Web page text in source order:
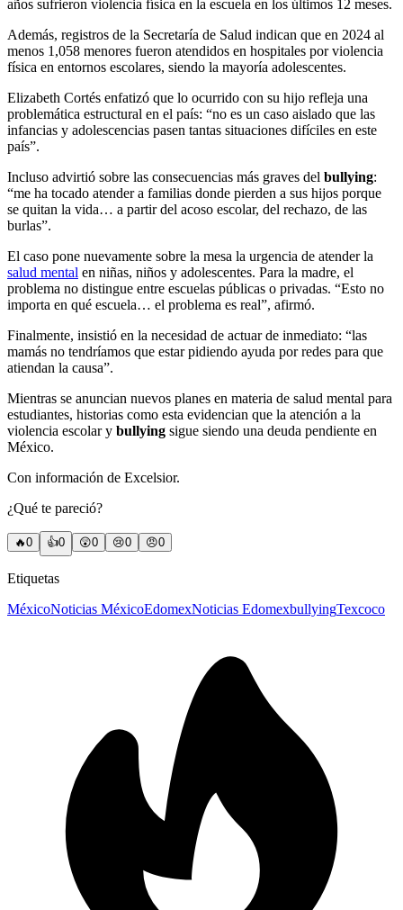
años sufrieron violencia física en la escuela en los últimos 12 meses.
Además, registros de la Secretaría de Salud indican que en 2024 al
menos 1,058 menores fueron atendidos en hospitales por violencia
física en entornos escolares, siendo la mayoría adolescentes.
Elizabeth Cortés enfatizó que lo ocurrido con su hijo refleja una
problemática estructural en el país: “no es un caso aislado que las
infancias y adolescencias pasen tantas situaciones difíciles en este
país”.
Incluso advirtió sobre las consecuencias más graves del bullying:
“me ha tocado atender a familias donde pierden a sus hijos porque
se quitan la vida… a partir del acoso escolar, del rechazo, de las
burlas”.
El caso pone nuevamente sobre la mesa la urgencia de atender la
salud mental en niñas, niños y adolescentes. Para la madre, el
problema no distingue entre escuelas públicas o privadas. “Esto no
importa en qué escuela… el problema es real”, afirmó.
Finalmente, insistió en la necesidad de actuar de inmediato: “las
mamás no tendríamos que estar pidiendo ayuda por redes para que
atiendan la causa”.
Mientras se anuncian nuevos planes en materia de salud mental para
estudiantes, historias como esta evidencian que la atención a la
violencia escolar y bullying sigue siendo una deuda pendiente en
México.
Con información de Excelsior.
¿Qué te pareció?
🔥0 👍0 😲0 😢0 😠0
Etiquetas
MéxicoNoticias MéxicoEdomexNoticias EdomexbullyingTexcoco